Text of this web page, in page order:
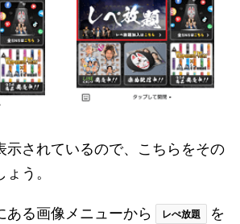
示されているので、こちらをその
う。
ある画像メニューから レぺ放題
を